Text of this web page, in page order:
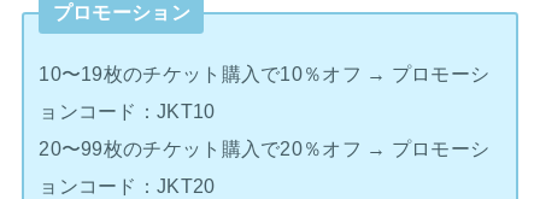
プロモーション
10〜19枚のチケット購入で10％オフ → プロモーシ
ョンコード：JKT10
20〜99枚のチケット購入で20％オフ → プロモーシ
ョンコード：JKT20